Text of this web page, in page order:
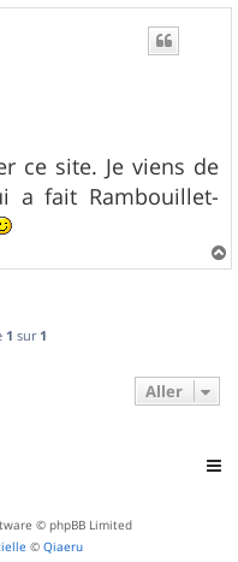
ce site. Je viens de
a fait Rambouillet-
a
1 sur 1
Aller
© phpBB Limited
© Qiaeru